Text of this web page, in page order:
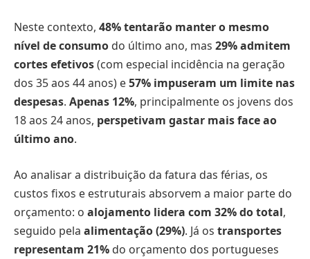
Neste contexto, 48% tentarão manter o mesmo
nível de consumo do último ano, mas 29% admitem
cortes efetivos(com especial incidência na geração
dos 35 aos 44 anos) e57% impuseram um limite nas
despesas. Apenas 12%, principalmente os jovens dos
18 aos 24 anos, perspetivam gastar maisface ao
último ano.
Ao analisar a distribuição da fatura das férias, os
custos fixos e estruturais absorvem a maior parte do
orçamento: o alojamento lidera com 32% do total,
seguido pela alimentação (29%). Já os transportes
representam 21% do orçamento dos portugueses